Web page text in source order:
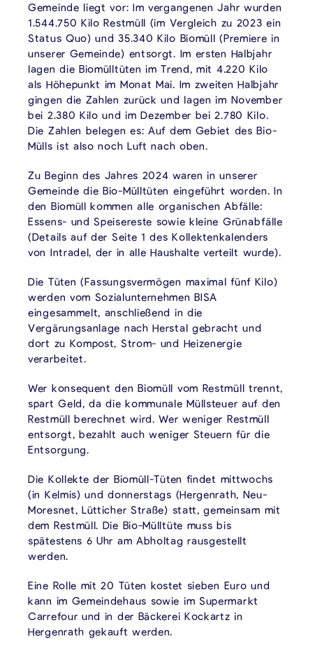
Gemeinde liegt vor: Im vergangenen Jahr wurden
1.544.750 Kilo Restmüll (im Vergleich zu 2023 ein
Status Quo) und 35.340 Kilo Biomüll (Premiere in
unserer Gemeinde) entsorgt. Im ersten Halbjahr
lagen die Biomülltüten im Trend, mit 4.220 Kilo
als Höhepunkt im Monat Mai. Im zweiten Halbjahr
gingen die Zahlen zurück und lagen im November
bei 2.380 Kilo und im Dezember bei 2.780 Kilo.
Die Zahlen belegen es: Auf dem Gebiet des Bio-
Mülls ist also noch Luft nach oben.
Zu Beginn des Jahres 2024 waren in unserer
Gemeinde die Bio-Mülltüten eingeführt worden. In
den Biomüll kommen alle organischen Abfälle:
Essens- und Speisereste sowie kleine Grünabfälle
(Details auf der Seite 1 des Kollektenkalenders
von Intradel, der in alle Haushalte verteilt wurde).
Die Tüten (Fassungsvermögen maximal fünf Kilo)
werden vom Sozialunternehmen BISA
eingesammelt, anschließend in die
Vergärungsanlage nach Herstal gebracht und
dort zu Kompost, Strom- und Heizenergie
verarbeitet.
Wer konsequent den Biomüll vom Restmüll trennt,
spart Geld, da die kommunale Müllsteuer auf den
Restmüll berechnet wird. Wer weniger Restmüll
entsorgt, bezahlt auch weniger Steuern für die
Entsorgung.
Die Kollekte der Biomüll-Tüten findet mittwochs
(in Kelmis) und donnerstags (Hergenrath, Neu-
Moresnet, Lütticher Straße) statt, gemeinsam mit
dem Restmüll. Die Bio-Mülltüte muss bis
spätestens 6 Uhr am Abholtag rausgestellt
werden.
Eine Rolle mit 20 Tüten kostet sieben Euro und
kann im Gemeindehaus sowie im Supermarkt
Carrefour und in der Bäckerei Kockartz in
Hergenrath gekauft werden.